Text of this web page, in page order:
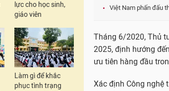
lực cho học sinh,
giáo viên
Làm gì để khắc
phục tình trạng
Việt Nam phấn đấu
Tháng 6/2020, Thủ
2025, định hướng
ưu tiên hàng đầu
Xác định Công nghệ